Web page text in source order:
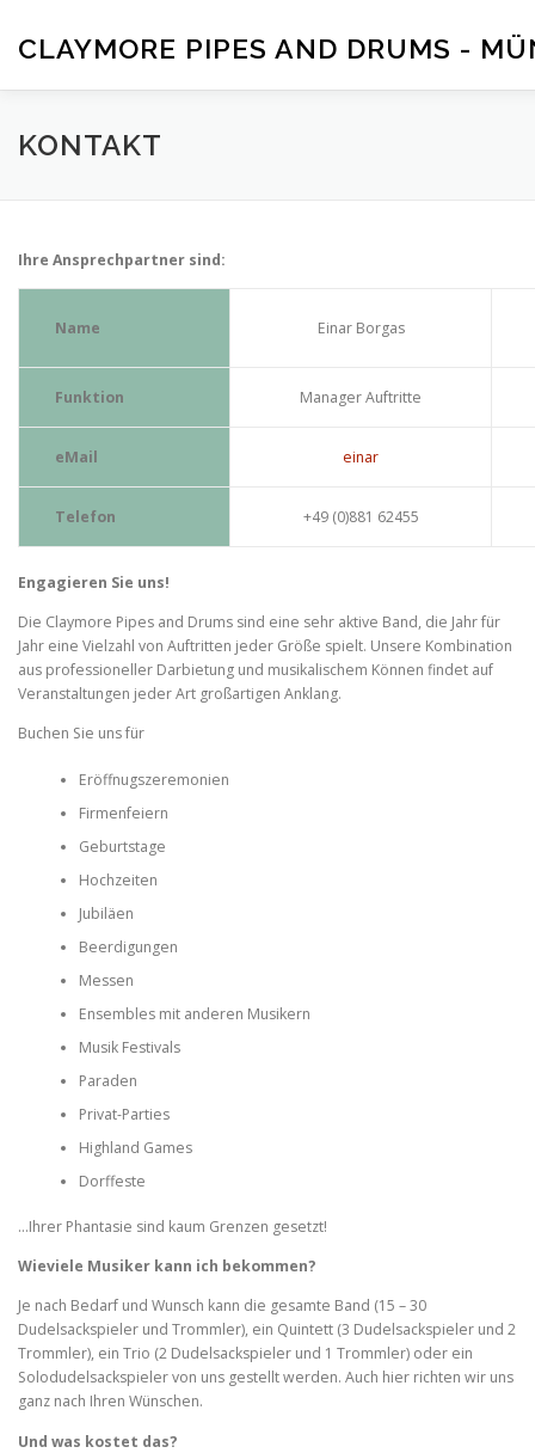
springen
CLAYMORE PIPES AND DRUMS -
HOME BAND
KONTAKT
Ihre Ansprechpartner sind:
Name Einar Borgas
Funktion Manager Auftritte
eMail einar
Telefon +49 (0)881 62455
Engagieren Sie uns!
Die Claymore Pipes and Drums sind eine sehr aktive Band, die Jahr für
Jahr eine Vielzahl von Auftritten jeder Größe spielt. Unsere Kombination
aus professioneller Darbietung und musikalischem Können findet auf
Veranstaltungen jeder Art großartigen Anklang.
Buchen Sie uns für
Eröffnugszeremonien
Firmenfeiern
Geburtstage
Hochzeiten
Jubiläen
Beerdigungen
Messen
Ensembles mit anderen Musikern
Musik Festivals
Paraden
Privat-Parties
Highland Games
Dorffeste
…Ihrer Phantasie sind kaum Grenzen gesetzt!
Wieviele Musiker kann ich bekommen?
Je nach Bedarf und Wunsch kann die gesamte Band (15 – 30
Dudelsackspieler und Trommler), ein Quintett (3 Dudelsackspieler und 2
Trommler), ein Trio (2 Dudelsackspieler und 1 Trommler) oder ein
Solodudelsackspieler von uns gestellt werden. Auch hier richten wir uns
ganz nach Ihren Wünschen.
Und was kostet das?